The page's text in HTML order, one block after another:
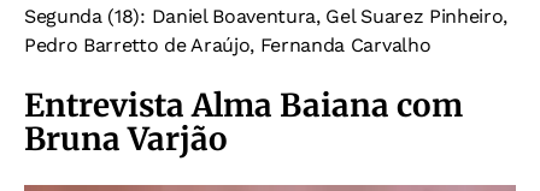
Segunda (18): Daniel Boaventura, Gel Suarez Pinheiro,
Pedro Barretto de Araújo, Fernanda Carvalho
Entrevista Alma Baiana com
Bruna Varjão